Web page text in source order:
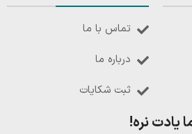
تماس با ما
درباره ما
ثبت شکایات
یادت نره!